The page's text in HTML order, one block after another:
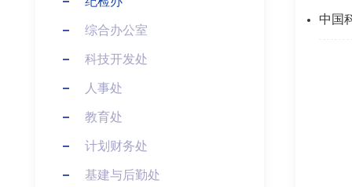
综合办公室
科技开发处
人事处
教育处
计划财务处
基建与后勤处
中国